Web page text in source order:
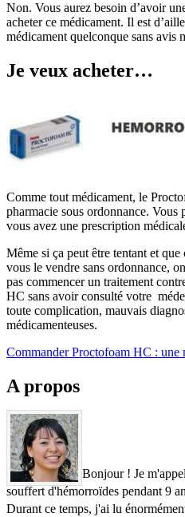
Non. Vous aurez besoin d’avoir
acheter ce médicament. Il est
médicament quelconque sans avis
Je veux acheter…
Comme tout médicament, le
pharmacie sous ordonnance. Vous
vous avez une prescription
Même si ça peut être tentant et
vous le vendre sans ordonnance,
pas commencer un traitement
HC sans avoir consulté votre
toute complication, mauvais
médicamenteuses.
Commander Proctofoam HC : une
A propos
Bonjour ! Je
souffert d'hémorroïdes pendant 9
Durant ce temps, j'ai lu